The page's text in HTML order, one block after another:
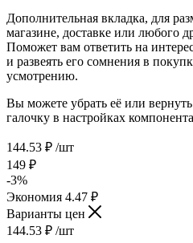
Дополнительная вкладка, для
магазине, доставке или любого
Поможет вам ответить на
и развеять его сомнения в
усмотрению.
Вы можете убрать её или
галочку в настройках
144.53 ₽ /шт
149 ₽
-3%
Экономия 4.47 ₽
Варианты цен
144.53 ₽ /шт